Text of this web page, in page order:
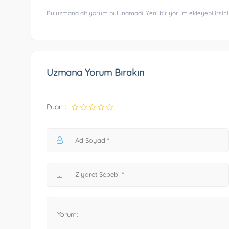
Bu uzmana ait yorum bulunamadı. Yeni bir yorum
Uzmana Yorum Bırakın
Puan :